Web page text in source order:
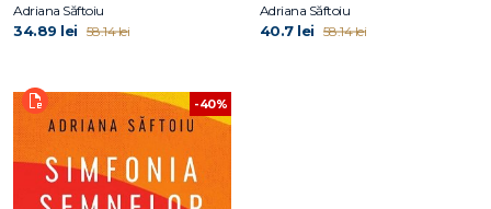
Adriana Săftoiu
34.89 lei 58.14 lei
Adriana Săftoiu
40.7 lei 58.14 lei
-40%